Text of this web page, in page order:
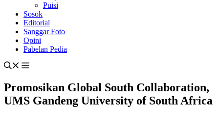
Puisi
Sosok
Editorial
Sanggar Foto
Opini
Pabelan Pedia
Promosikan Global South Collaboration,
UMS Gandeng University of South Africa